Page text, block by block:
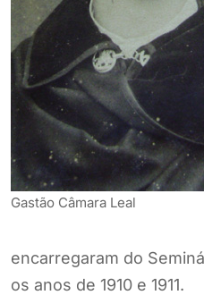
Gastão Câmara Leal
encarregaram do
os anos de 1910 e 1911.